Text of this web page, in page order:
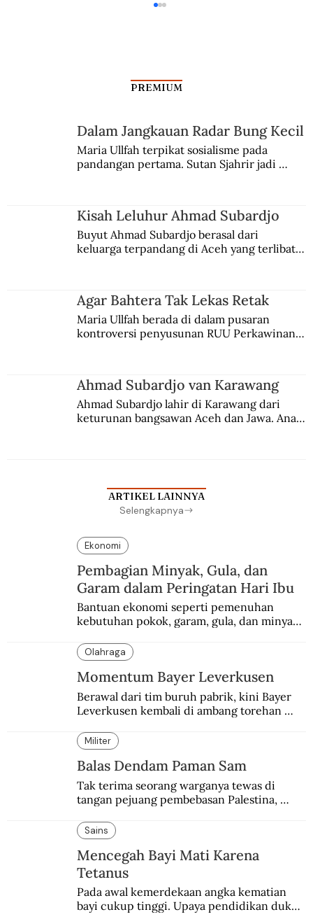
Cerita di Balik Keriuk Keripik Kentang
PREMIUM
Dalam Jangkauan Radar Bung Kecil
Maria Ullfah terpikat sosialisme pada
pandangan pertama. Sutan Sjahrir jadi
Kisah Leluhur Ahmad Subardjo
Buyut Ahmad Subardjo berasal dari
keluarga terpandang di Aceh yang terlibat
Agar Bahtera Tak Lekas Retak
Maria Ullfah berada di dalam pusaran
kontroversi penyusunan RUU Perkawinan.
Ahmad Subardjo van Karawang
Ahmad Subardjo lahir di Karawang dari
keturunan bangsawan Aceh dan Jawa. Anak
ARTIKEL LAINNYA
Selengkapnya
Ekonomi
Pembagian Minyak, Gula, dan
Garam dalam Peringatan Hari Ibu
Bantuan ekonomi seperti pemenuhan
kebutuhan pokok, garam, gula, dan minyak
peringatan Hari Ibu.
Olahraga
Momentum Bayer Leverkusen
Berawal dari tim buruh pabrik, kini Bayer
Leverkusen kembali di ambang torehan
“Neverkusen”.
Militer
Balas Dendam Paman Sam
Tak terima seorang warganya tewas di
tangan pejuang pembebasan Palestina,
pembalasan.
Sains
Mencegah Bayi Mati Karena
Tetanus
Pada awal kemerdekaan angka kematian
bayi cukup tinggi. Upaya pendidikan dukun